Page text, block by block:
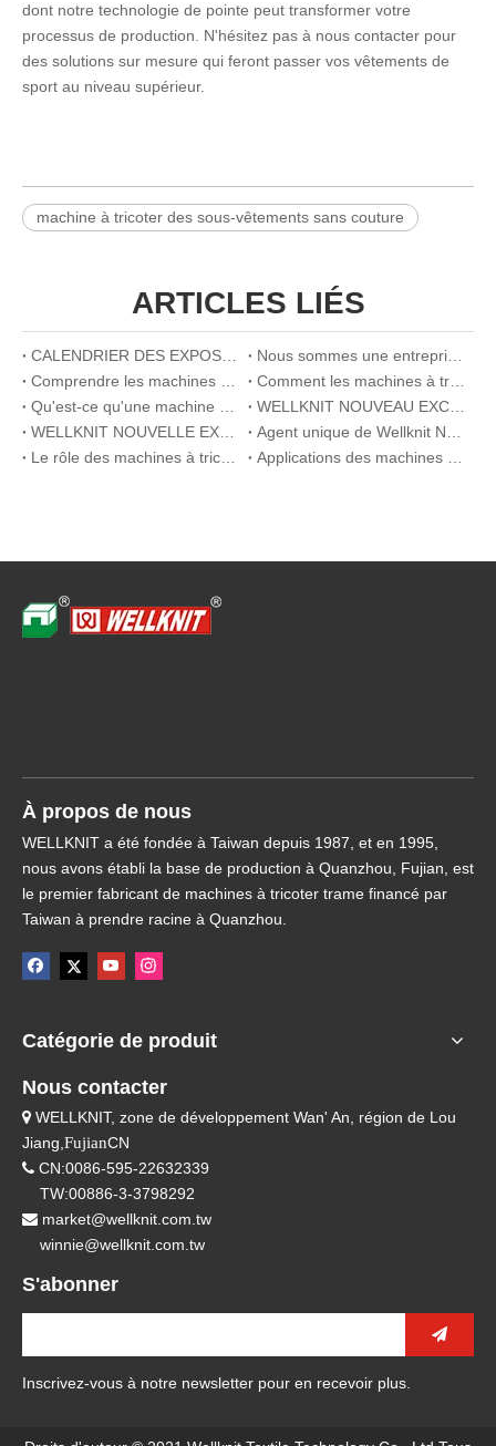
dont notre technologie de pointe peut transformer votre
processus de production. N'hésitez pas à nous contacter pour
des solutions sur mesure qui feront passer vos vêtements de
sport au niveau supérieur.
machine à tricoter des sous-vêtements sans couture
ARTICLES LIÉS
CALENDRIER DES EXPOSITIONS 2026
Nous sommes une entreprise innovante
Comprendre les machines à tricoter circulaires: comment ils fonctionnent et ce qu'ils font
Comment les machines à tricot circulaire améliorent l'efficacité de la production de tissus à haut volume
Qu'est-ce qu'une machine à tricot plate? Un guide complet pour les débutants
WELLKNIT NOUVEAU EXCLUSIVITÉ DU BANGLADESH
WELLKNIT NOUVELLE EXCLUSIVITÉ DE TURQUIE
Agent unique de Wellknit New West India
Le rôle des machines à tricot circulaire dans la production de textile médical
Applications des machines à tricot circulaire dans la fabrication de textiles modernes
À propos de nous
WELLKNIT a été fondée à Taiwan depuis 1987, et en 1995,
nous avons établi la base de production à Quanzhou, Fujian, est
le premier fabricant de machines à tricoter trame financé par
Taiwan à prendre racine à Quanzhou.
Catégorie de produit
Nous contacter
 WELLKNIT, zone de développement Wan' An, région de Lou
Jiang,FujianCN
 CN:0086-595-22632339
TW:00886-3-3798292
 market@wellknit.com.tw
winnie@wellknit.com.tw
S'abonner
Inscrivez-vous à notre newsletter pour en recevoir plus.